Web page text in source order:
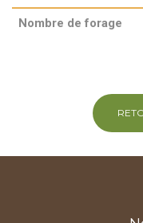
Nombre de forage